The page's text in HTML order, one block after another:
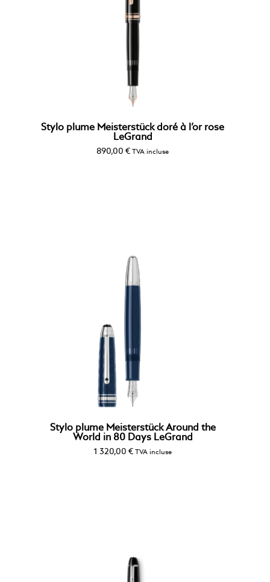
Stylo plume Meisterstück doré à l’or rose
LeGrand
890,00 € TVA incluse
Stylo plume Meisterstück Around the
World in 80 Days LeGrand
1 320,00 € TVA incluse